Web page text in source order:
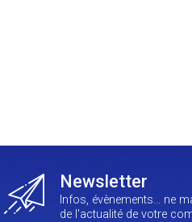
Newsletter
Infos, évènements… ne
de l'actualité de votre